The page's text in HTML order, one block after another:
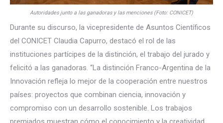
Autoridades junto a las ganadoras y las menciones (Foto: CONICET)
Durante su discurso, la vicepresidente de Asuntos Científicos
del CONICET Claudia Capurro, destacó el rol de las
instituciones partícipes de la distinción, el trabajo del jurado y
felicitó a las ganadoras. “La distinción Franco-Argentina de la
Innovación refleja lo mejor de la cooperación entre nuestros
países: proyectos que combinan ciencia, innovación y
compromiso con un desarrollo sostenible. Los trabajos